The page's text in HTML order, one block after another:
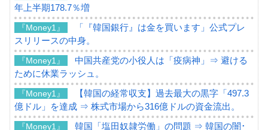
年上半期178.7％増
『Money1』
「『韓国銀行』は金を買います」公式プレ
スリリースの中身。
『Money1』
中国共産党の小役人は「疫病神」⇒ 避ける
ために休業ラッシュ。
『Money1』
【韓国の経常収支】過去最大の黒字「497.3
億ドル」を達成 ⇒ 株式市場から316億ドルの資金流出。
『Money1』
韓国「塩田奴隷労働」の問題 ⇒ 韓国の闇･